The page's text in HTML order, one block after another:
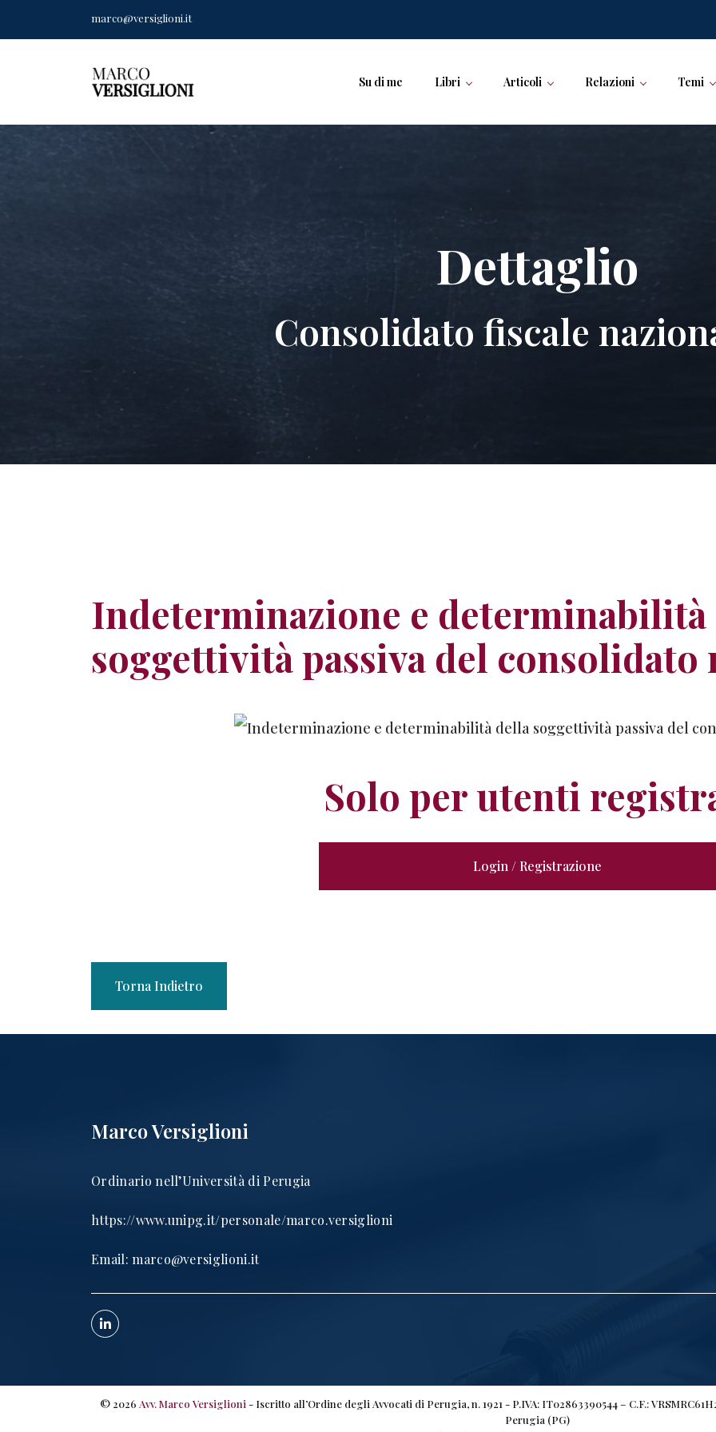
marco@versiglioni.it
Su di me Libri Articoli Relazioni Temi
Dettaglio
Consolidato fiscale
Indeterminazione e determinabilità
soggettività passiva del consolidato
Solo per utenti
Login / Registrazione
Torna Indietro
Marco Versiglioni
Ordinario nell’Università di Perugia
https://www.unipg.it/personale/marco.versiglioni
Email:marco@versiglioni.it
© 2026 Avv. Marco Versiglioni - Iscritto all’Ordine degli Avvocati di Perugia, n. 1921 - P.IVA: IT02863390544 – C.F.:
Perugia (PG)